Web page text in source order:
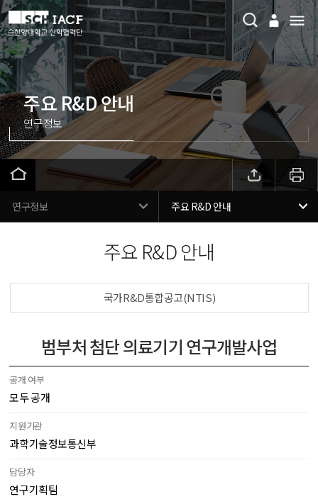
주요 R&D 안내
연구정보
연구정보 주요 R&D 안내
주요 R&D 안내
국가R&D통합공고(NTIS)
범부처 첨단 의료기기 연구개발사업
공개 여부
모두 공개
지원기관
과학기술정보통신부
담당자
연구기획팀